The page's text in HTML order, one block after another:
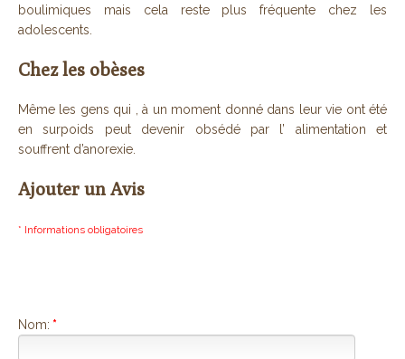
boulimiques mais cela reste plus fréquente chez les
adolescents.
Chez les obèses
Même les gens qui , à un moment donné dans leur vie ont été
en surpoids peut devenir obsédé par l’ alimentation et
souffrent d’anorexie.
Ajouter un Avis
* Informations obligatoires
Nom: *